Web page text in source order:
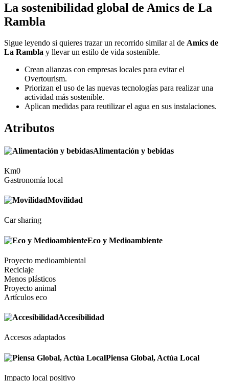
La sostenibilidad global de Amics de La
Rambla
Sigue leyendo si quieres trazar un recorrido similar al de Amics de
La Rambla y llevar un estilo de vida sostenible.
Crean alianzas con empresas locales para evitar el
Overtourism.
Priorizan el uso de las nuevas tecnologías para realizar una
actividad más sostenible.
Aplican medidas para reutilizar el agua en sus instalaciones.
Atributos
Alimentación y bebidas
Km0
Gastronomía local
Movilidad
Car sharing
Eco y Medioambiente
Proyecto medioambiental
Reciclaje
Menos plásticos
Proyecto animal
Artículos eco
Accesibilidad
Accesos adaptados
Piensa Global, Actúa Local
Impacto local positivo